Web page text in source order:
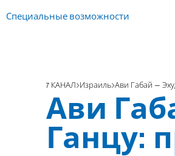
Специальные возможности
7 КАНАЛ Израиль Ави Габай –
Ави
Ганцу: